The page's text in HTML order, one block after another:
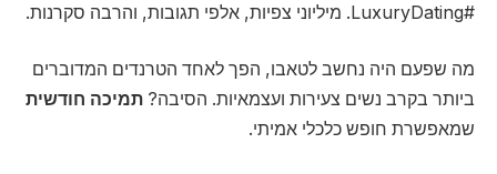
#LuxuryDating. מיליוני צפיות, אלפי תגובות, והרבה סקרנות.
מה שפעם היה נחשב לטאבו, הפך לאחד הטרנדים המדוברים
ביותר בקרב נשים צעירות ועצמאיות. הסיבה? תמיכה חודשית
שמאפשרת חופש כלכלי אמיתי.